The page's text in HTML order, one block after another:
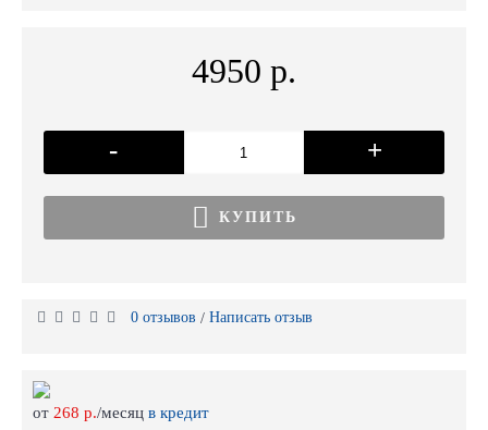
4950 р.
- +
КУПИТЬ
0 отзывов / Написать отзыв
от 268 р./месяц в кредит